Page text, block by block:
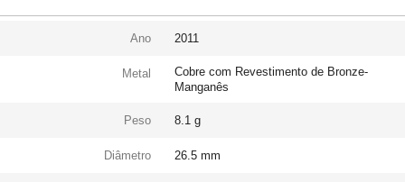
Ano 2011
Metal
Cobre com Revestimento de Bronze-
Manganês
Peso 8.1 g
Diâmetro 26.5 mm